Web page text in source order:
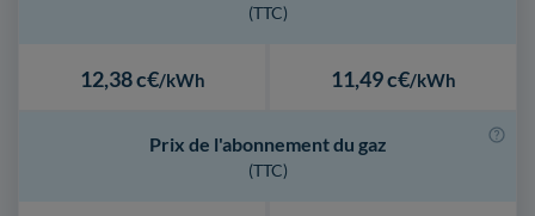
12,38 c€/kWh
(TTC)
11,49 c€/kWh
Prix de l'abonnement du gaz
(TTC)